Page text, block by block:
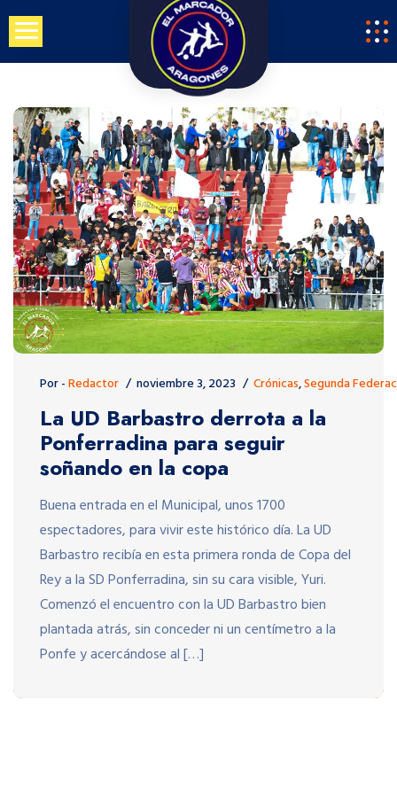
Saltar
contenido
Por -Redactor noviembre 3, 2023 Crónicas,Segunda
La UD Barbastro derrota a la
Ponferradina para seguir
soñando en la copa
Buena entrada en el Municipal, unos 1700
espectadores, para vivir este histórico día. La UD
Barbastro recibía en esta primera ronda de Copa del
Rey a la SD Ponferradina, sin su cara visible, Yuri.
Comenzó el encuentro con la UD Barbastro bien
plantada atrás, sin conceder ni un centímetro a la
Ponfe y acercándose al […]